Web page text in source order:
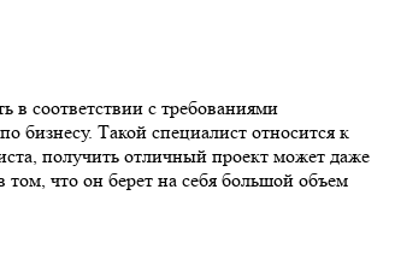
в соответствии с требованиями
бизнесу. Такой специалист относится к
получить отличный проект может даже
что он берет на себя большой объем